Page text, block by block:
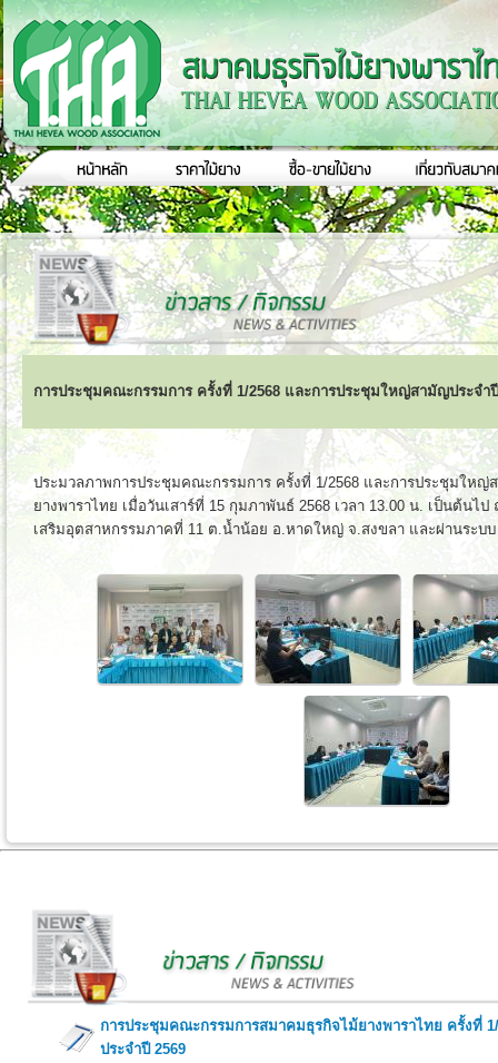
การประชุมคณะกรรมการ ครั้งที่ 1/2568 และการประชุมใหญ่สามัญประจำ
ประมวลภาพการประชุมคณะกรรมการ ครั้งที่ 1/2568 และการประชุมใหญ่
ยางพาราไทย เมื่อวันเสาร์ที่ 15 กุมภาพันธ์ 2568 เวลา 13.00 น. เป็นต้นไ
เสริมอุตสาหกรรมภาคที่ 11 ต.น้ำน้อย อ.หาดใหญ่ จ.สงขลา และผ่านระบบ
การประชุมคณะกรรมการสมาคมธุรกิจไม้ยางพาราไทย ครั้งที่
ประจำปี 2569